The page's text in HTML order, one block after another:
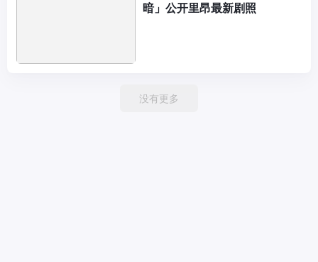
暗」公开里昂最新剧照
没有更多